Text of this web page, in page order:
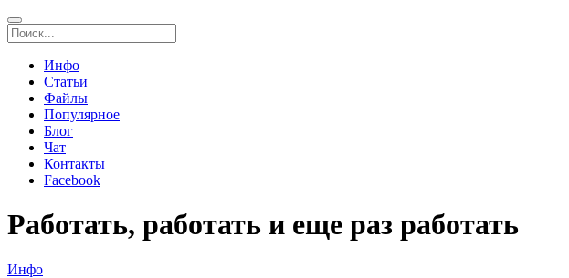
Инфо
Статьи
Файлы
Популярное
Блог
Чат
Контакты
Facebook
Работать, работать и еще раз работать
Инфо